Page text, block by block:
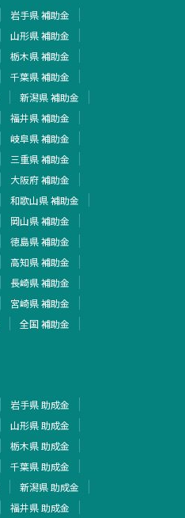
岩手県 補助金
山形県 補助金
栃木県 補助金
千葉県 補助金
新潟県 補助金
福井県 補助金
岐阜県 補助金
三重県 補助金
大阪府 補助金
和歌山県 補助金
岡山県 補助金
徳島県 補助金
高知県 補助金
長崎県 補助金
宮崎県 補助金
全国 補助金
岩手県 助成金
山形県 助成金
栃木県 助成金
千葉県 助成金
新潟県 助成金
福井県 助成金